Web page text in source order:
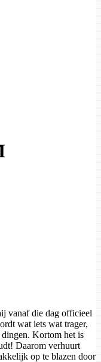
vanaf die dag officieel
wat iets wat trager,
dingen. Kortom het is
Daarom verhuurt
op te blazen door